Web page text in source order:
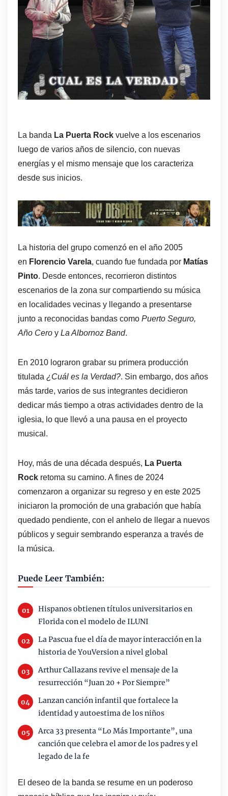
La banda La Puerta Rock vuelve a los escenarios
luego de varios años de silencio, con nuevas
energías y el mismo mensaje que los caracteriza
desde sus inicios.
La historia del grupo comenzó en el año 2005
en Florencio Varela, cuando fue fundada por Matías
Pinto. Desde entonces, recorrieron distintos
escenarios de la zona sur compartiendo su música
en localidades vecinas y llegando a presentarse
junto a reconocidas bandas como Puerto Seguro,
Año Cero y La Albornoz Band.
En 2010 lograron grabar su primera producción
titulada ¿Cuál es la Verdad?. Sin embargo, dos años
más tarde, varios de sus integrantes decidieron
dedicar más tiempo a otras actividades dentro de la
iglesia, lo que llevó a una pausa en el proyecto
musical.
Hoy, más de una década después, La Puerta
Rock retoma su camino. A fines de 2024
comenzaron a organizar su regreso y en este 2025
iniciaron la promoción de una grabación que había
quedado pendiente, con el anhelo de llegar a nuevos
públicos y seguir sembrando esperanza a través de
la música.
Puede Leer También:
Hispanos obtienen títulos universitarios en
Florida con el modelo de ILUNI
La Pascua fue el día de mayor interacción en la
historia de YouVersion a nivel global
Arthur Callazans revive el mensaje de la
resurrección “Juan 20 + Por Siempre”
Lanzan canción infantil que fortalece la
identidad y autoestima de los niños
Arca 33 presenta “Lo Más Importante”, una
canción que celebra el amor de los padres y el
legado de la fe
El deseo de la banda se resume en un poderoso